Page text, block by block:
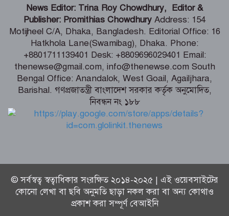
হাওরে বাড়বে মাছের অভয়াশ্রম, ইজারা প্রথা
বাতিলের উদ্যোগ – মৎস্য ও প্রাণিসম্পদ এবং
কৃষিমন্ত্রী
তরুণদের নেতৃত্বেই টেকসই হবে প্রযুক্তিনির্ভর
উন্নয়ন – তথ্যপ্রযুক্তি মন্ত্রী
বেনাপোল ইমিগ্রেশন পরিদর্শনে এসবি প্রধান,
যাত্রী হয়রানি বন্ধের নির্দেশ
News Editor: Trina Roy Chowdhury, Editor &
Publisher: Promithias Chowdhury Address: 154
Motijheel C/A, Dhaka, Bangladesh. Editorial Office: 16
Hatkhola Lane(Swamibag), Dhaka. Phone:
+8801711139401 Desk: +8809696029401 Email:
thenewse@gmail.com, info@thenewse.com South
Bengal Office: Anandalok, West Goail, Agailjhara,
Barishal. গণপ্রজাতন্ত্রী বাংলাদেশ সরকার কর্তৃক অনুমোদিত,
নিবন্ধন নং ১৮৮
© সর্বস্বত্ব স্বত্বাধিকার সংরক্ষিত ২০১৪-২০২৫ | এই ওয়েবসাইটের
কোনো লেখা বা ছবি অনুমতি ছাড়া নকল করা বা অন্য কোথাও
প্রকাশ করা সম্পূর্ণ বেআইনি